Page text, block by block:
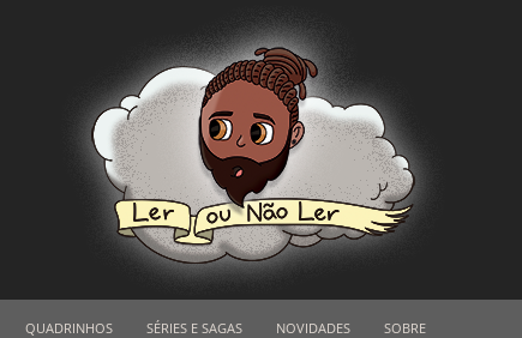
QUADRINHOS SÉRIES E SAGAS NOVIDADES SOBRE